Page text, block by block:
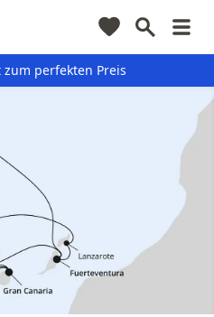
perfekten Preis